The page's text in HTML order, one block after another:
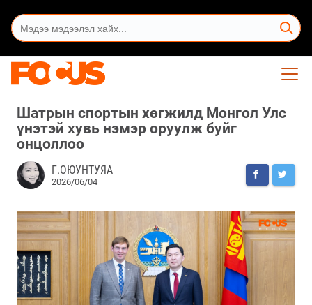
Шатрын спортын хөгжилд Монгол Улс
үнэтэй хувь нэмэр оруулж буйг
онцоллоо
Г.ОЮУНТУЯА
2026/06/04